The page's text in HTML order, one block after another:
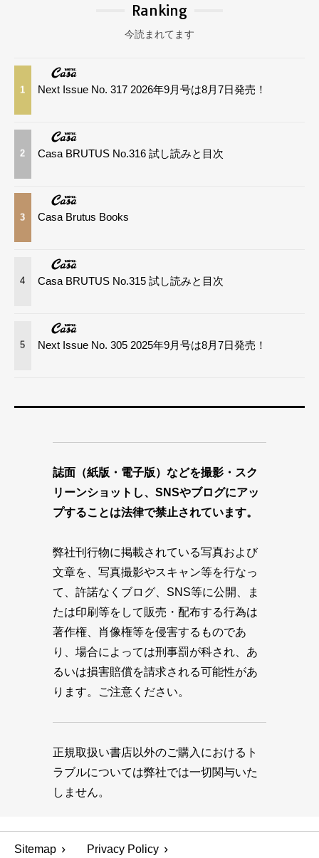
Ranking
今読まれてます
1 Next Issue No. 317 2026年9月号は8月7日発売！
2 Casa BRUTUS No.316 試し読みと目次
3 Casa Brutus Books
4 Casa BRUTUS No.315 試し読みと目次
5 Next Issue No. 305 2025年9月号は8月7日発売！
誌面（紙版・電子版）などを撮影・スク
リーンショットし、SNSやブログにアッ
プすることは法律で禁止されています。
弊社刊行物に掲載されている写真および
文章を、写真撮影やスキャン等を行なっ
て、許諾なくブログ、SNS等に公開、ま
たは印刷等をして販売・配布する行為は
著作権、肖像権等を侵害するものであ
り、場合によっては刑事罰が科され、あ
るいは損害賠償を請求される可能性があ
ります。ご注意ください。
正規取扱い書店以外のご購入におけるト
ラブルについては弊社では一切関与いた
しません。
Sitemap Privacy Policy